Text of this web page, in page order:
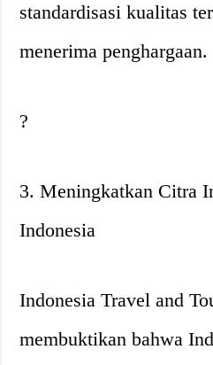
standardisasi kualitas
menerima penghargaan.
?
3. Meningkatkan Citra
Indonesia
Indonesia Travel and
membuktikan bahwa